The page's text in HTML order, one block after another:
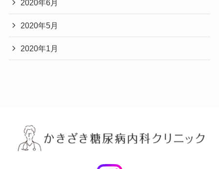
2020年6月
2020年5月
2020年1月